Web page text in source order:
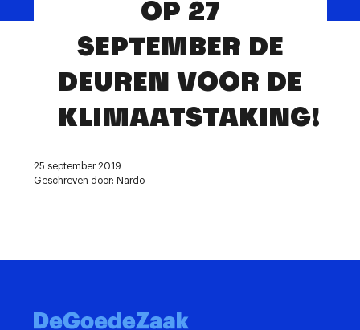
OP 27
SEPTEMBER DE
DEUREN VOOR DE
KLIMAATSTAKING!
25 september 2019
Geschreven door: Nardo